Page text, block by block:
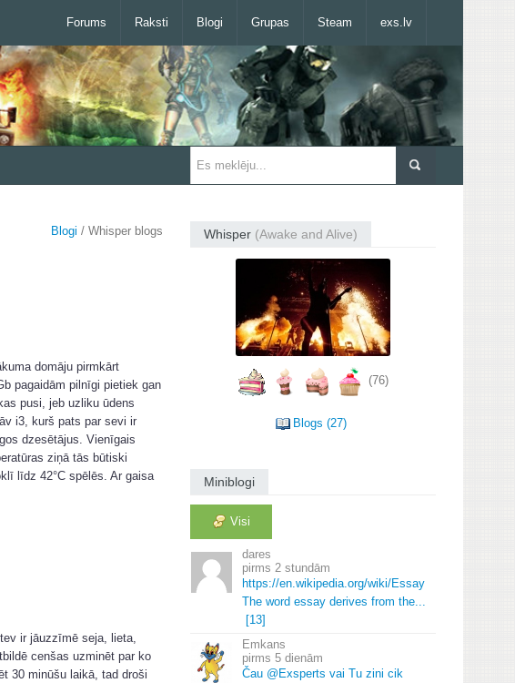
Forums Raksti Blogi Grupas Steam exs.lv
Blogi / Whisper blogs
domāju pirmkārt
pagaidām pilnīgi pietiek gan
pusi, jeb uzliku ūdens
i3, kurš pats par sevi ir
dzesētājus. Vienīgais
ziņā tās būtiski
līdz 42°C spēlēs. Ar gaisa
ir jāuzzīmē seja, lieta,
cenšas uzminēt par ko
30 minūšu laikā, tad droši
Whisper (Awake and Alive)
(76)
Blogs (27)
Miniblogi
Visi
dares
2 stundām
https://en.wikipedia.org/wiki/Essay
The word essay derives from the...
[13]
Emkans
5 dienām
Čau @Exsperts vai Tu zini cik